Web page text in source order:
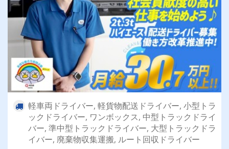
軽車両ドライバー, 軽貨物配送ドライバー, 小型トラ
ックドライバー, ワンボックス, 中型トラックドライ
バー, 準中型トラックドライバー, 大型トラックドラ
イバー, 廃棄物収集運搬, ルート回収ドライバー